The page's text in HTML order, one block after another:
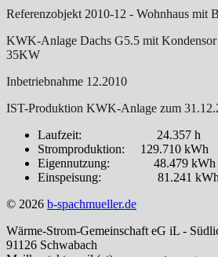
Referenzobjekt 2010-12 - Wohnhaus mit
KWK-Anlage Dachs G5.5 mit
35KW
Inbetriebnahme 12.2010
IST-Produktion KWK-Anlage zum
Laufzeit: 24.357 h
Stromproduktion: 129.710 kWh
Eigennutzung: 48.479 kWh
Einspeisung: 81.241 kWh
© 2026 b-spachmueller.de
Wärme-Strom-Gemeinschaft eG iL -
91126 Schwabach